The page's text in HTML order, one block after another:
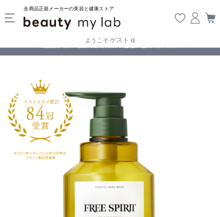
全商品正規メーカーの美容と健康ストア
ようこそ ゲスト 様
【重要】熊本地震の影響により遅延が生じております